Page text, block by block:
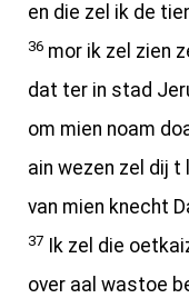
en die zel ik de
36 mor ik zel zien
dat ter in stad
om mien noam
ain wezen zel dij
van mien knecht
37
Ik zel die
over aal wastoe